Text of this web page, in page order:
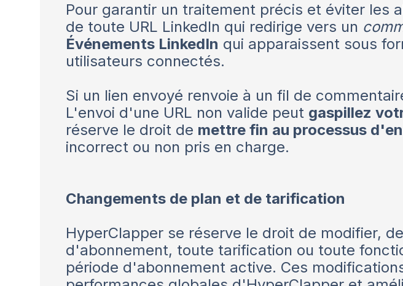
Pour garantir un traitement précis et éviter les
de toute URL LinkedIn qui redirige vers un
Événements LinkedIn qui apparaissent sous
utilisateurs connectés.
Si un lien envoyé renvoie à un fil de
L'envoi d'une URL non valide peut gaspillez
réserve le droit de mettre fin au processus
incorrect ou non pris en charge.
Changements de plan et de tarification
HyperClapper se réserve le droit de modifier,
d'abonnement, toute tarification ou toute
période d'abonnement active. Ces